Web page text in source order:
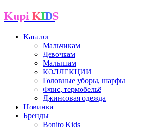
Kupi K I D S
Каталог
Мальчикам
Девочкам
Малышам
КОЛЛЕКЦИИ
Головные уборы, шарфы
Флис, термобельё
Джинсовая одежда
Новинки
Бренды
Bonito Kids